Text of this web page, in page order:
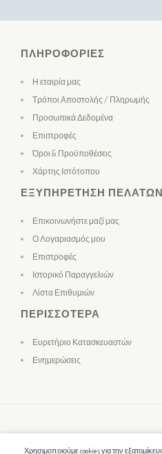
Χρησιμοποιούμε cookies για την
ΠΛΗΡΟΦΟΡΊΕΣ
Η εταιρία μας
Τρόποι Αποστολής / Πληρωμής
Προσωπικά Δεδομένα
Επιστροφές
Όροι & Προϋποθέσεις
Χάρτης Ιστότοπου
ΕΞΥΠΗΡΈΤΗΣΗ ΠΕΛΑΤΏΝ
Επικοινωνήστε μαζί μας
Ο Λογαριασμός μου
Επιστροφές
Ιστορικό Παραγγελιών
Λίστα Επιθυμιών
ΠΕΡΙΣΣΌΤΕΡΑ
Ευρετήριο Κατασκευαστών
Ενημερώσεις